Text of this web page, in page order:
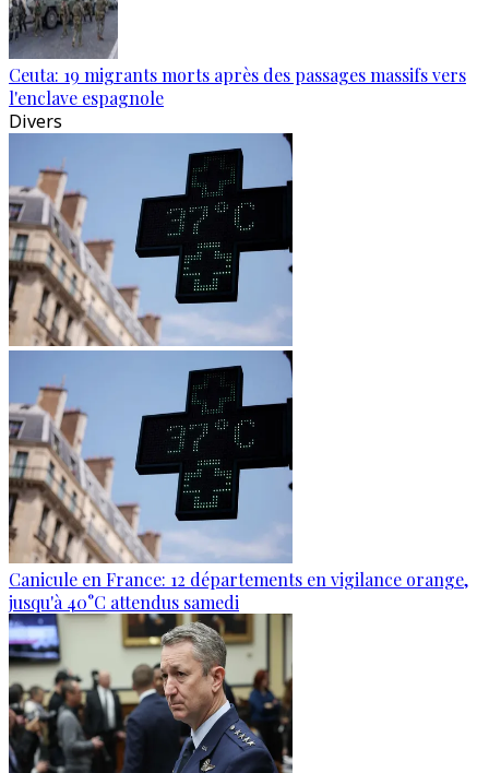
Ceuta: 19 migrants morts après des passages massifs vers
l'enclave espagnole
Divers
Canicule en France: 12 départements en vigilance orange,
jusqu'à 40°C attendus samedi